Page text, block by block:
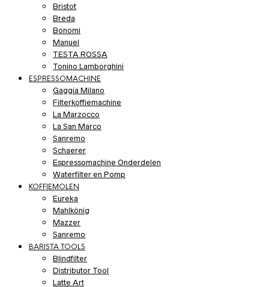
Bristot
Breda
Bonomi
Manuel
TESTA ROSSA
Tonino Lamborghini
ESPRESSOMACHINE
Gaggia Milano
Filterkoffiemachine
La Marzocco
La San Marco
Sanremo
Schaerer
Espressomachine Onderdelen
Waterfilter en Pomp
KOFFIEMOLEN
Eureka
Mahlkönig
Mazzer
Sanremo
BARISTA TOOLS
Blindfilter
Distributor Tool
Latte Art